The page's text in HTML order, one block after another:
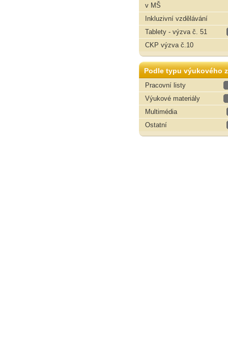
v MŠ
Inkluzivní vzdělávání
Tablety - výzva č. 51
CKP výzva č.10
Podle typu výukového
Pracovní listy
Výukové materiály
Multimédia
Ostatní